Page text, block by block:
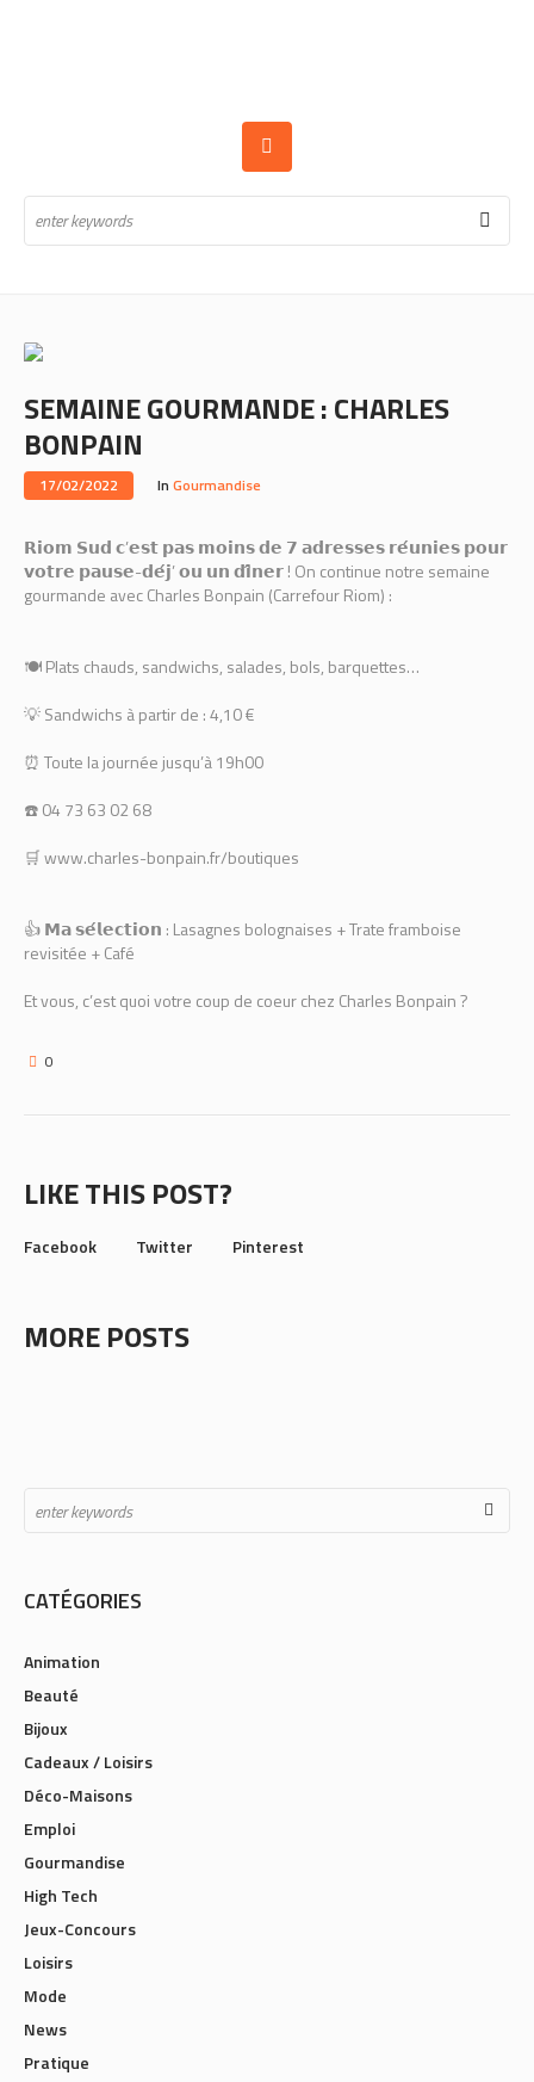
SEMAINE GOURMANDE : CHARLES
BONPAIN
17/02/2022 In Gourmandise
𝗥𝗶𝗼𝗺 𝗦𝘂𝗱 𝗰’𝗲𝘀𝘁 𝗽𝗮𝘀 𝗺𝗼𝗶𝗻𝘀 𝗱𝗲 𝟳 𝗮𝗱𝗿𝗲𝘀𝘀𝗲𝘀 𝗿𝗲́𝘂𝗻𝗶𝗲𝘀 𝗽𝗼𝘂𝗿
𝘃𝗼𝘁𝗿𝗲 𝗽𝗮𝘂𝘀𝗲-𝗱𝗲́𝗷’ 𝗼𝘂 𝘂𝗻 𝗱𝗶̂𝗻𝗲𝗿 ! On continue notre semaine
gourmande avec Charles Bonpain (Carrefour Riom) :
🍽 Plats chauds, sandwichs, salades, bols, barquettes…
💡 Sandwichs à partir de : 4,10 €
⏰ Toute la journée jusqu’à 19h00
☎️ 04 73 63 02 68
🛒 www.charles-bonpain.fr/boutiques
👍 𝗠𝗮 𝘀𝗲́𝗹𝗲𝗰𝘁𝗶𝗼𝗻 : Lasagnes bolognaises + Trate framboise
revisitée + Café
Et vous, c’est quoi votre coup de coeur chez Charles Bonpain ?
0
LIKE THIS POST?
Facebook Twitter Pinterest
MORE POSTS
CATÉGORIES
Animation
Beauté
Bijoux
Cadeaux / Loisirs
Déco-Maisons
Emploi
Gourmandise
High Tech
Jeux-Concours
Loisirs
Mode
News
Pratique